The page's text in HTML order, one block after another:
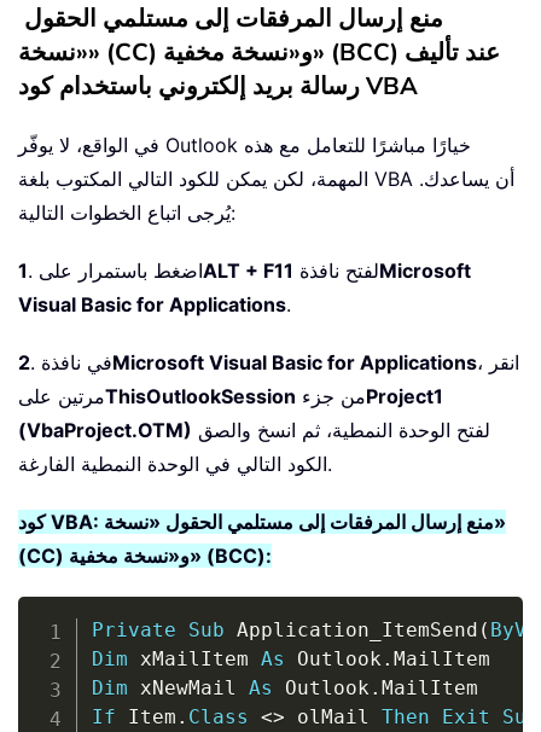
منع إرسال المرفقات إلى مستلمي الحقول
«نسخة» (CC) و«نسخة مخفية» (BCC) عند تأليف
رسالة بريد إلكتروني باستخدام كود VBA
في الواقع، لا يوفّر Outlook خيارًا مباشرًا للتعامل مع هذه
المهمة، لكن يمكن للكود التالي المكتوب بلغة VBA أن يساعدك.
يُرجى اتباع الخطوات التالية:
1 . اضغط باستمرار علىALT + F11 لفتح نافذةMicrosoft
Visual Basic for Applications.
2 . في نافذةMicrosoft Visual Basic for Applications، انقر
مرتين علىThisOutlookSession من جزءProject1
(VbaProject.OTM)
الكود التالي في الوحدة النمطية الفارغة.
كود VBA: منع إرسال المرفقات إلى مستلمي الحقول «نسخة»
(CC) و«نسخة مخفية» (BCC):
Private Sub Application_ItemSend (
Dim xMailItem As Outlook .
Dim xNewMail As Outlook .
If Item . Class <> olMail Then Exit
Sub
Copy